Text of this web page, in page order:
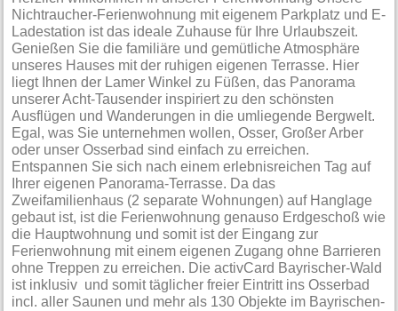
Nichtraucher-Ferienwohnung mit eigenem Parkplatz und E-
Ladestation ist das ideale Zuhause für Ihre Urlaubszeit.
Genießen Sie die familiäre und gemütliche Atmosphäre
unseres Hauses mit der ruhigen eigenen Terrasse. Hier
liegt Ihnen der Lamer Winkel zu Füßen, das Panorama
unserer Acht-Tausender inspiriert zu den schönsten
Ausflügen und Wanderungen in die umliegende Bergwelt.
Egal, was Sie unternehmen wollen, Osser, Großer Arber
oder unser Osserbad sind einfach zu erreichen.
Entspannen Sie sich nach einem erlebnisreichen Tag auf
Ihrer eigenen Panorama-Terrasse. Da das
Zweifamilienhaus (2 separate Wohnungen) auf Hanglage
gebaut ist, ist die Ferienwohnung genauso Erdgeschoß wie
die Hauptwohnung und somit ist der Eingang zur
Ferienwohnung mit einem eigenen Zugang ohne Barrieren
ohne Treppen zu erreichen. Die activCard Bayrischer-Wald
ist inklusiv und somit täglicher freier Eintritt ins Osserbad
incl. aller Saunen und mehr als 130 Objekte im Bayrischen-